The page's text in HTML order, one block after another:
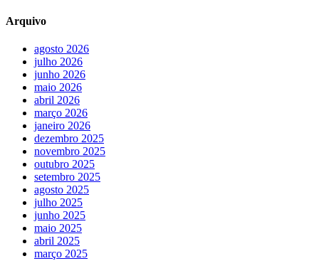
Arquivo
agosto 2026
julho 2026
junho 2026
maio 2026
abril 2026
março 2026
janeiro 2026
dezembro 2025
novembro 2025
outubro 2025
setembro 2025
agosto 2025
julho 2025
junho 2025
maio 2025
abril 2025
março 2025